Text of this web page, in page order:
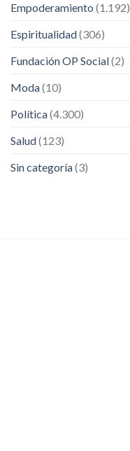
Empoderamiento (1.192)
Espiritualidad(306)
Fundación OP Social(2)
Moda(10)
Política(4.300)
Salud(123)
Sin categoría(3)